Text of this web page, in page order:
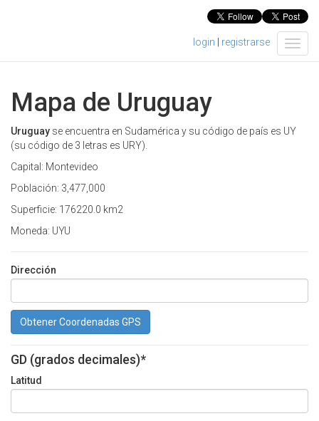
T
o
n
login registrarse
Mapa de Uruguay
Uruguay se encuentra en Sudamérica y su código de país es UY
(su código de 3 letras es URY).
Capital: Montevideo
Población: 3,477,000
Superficie: 176220.0 km2
Moneda: UYU
Dirección
Obtener Coordenadas GPS
GD (grados decimales)*
Latitud